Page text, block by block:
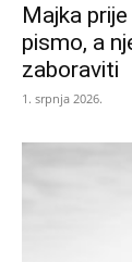
Majka
pismo, a
zaboraviti
1. srpnja 2026.